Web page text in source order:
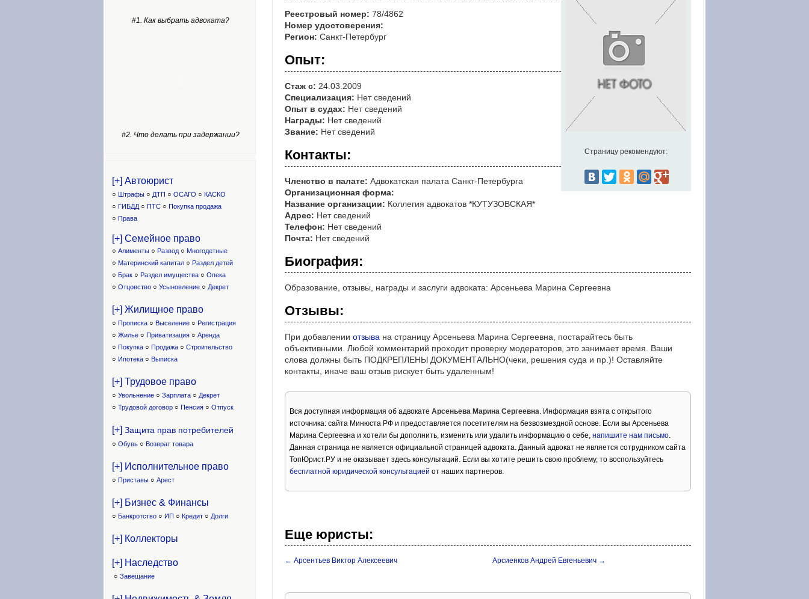
Страницу рекомендуют:
Реестровый номер: 78/4862
Номер удостоверения:
Регион: Санкт-Петербург
Опыт:
Стаж с: 24.03.2009
Специализация: Нет сведений
Опыт в судах: Нет сведений
Награды: Нет сведений
Звание: Нет сведений
Контакты:
Членство в палате: Адвокатская палата Санкт-Петербурга
Организационная форма:
Название организации: Коллегия адвокатов *КУТУЗОВСКАЯ*
Адрес: Нет сведений
Телефон: Нет сведений
Почта: Нет сведений
Биография:
Образование, отзывы, награды и заслуги адвоката: Арсеньева Марина Сергеевна
Отзывы:
При добавлении отзыва на страницу Арсеньева Марина Сергеевна, постарайтесь быть
объективными. Любой комментарий проходит проверку модераторов, это занимает время. Ваши
слова должны быть ПОДКРЕПЛЕНЫ ДОКУМЕНТАЛЬНО(чеки, решения суда и пр.)! Оставляйте
контакты, иначе ваш отзыв рискует быть удаленным!
Вся доступная информация об адвокате Арсеньева Марина Сергеевна. Информация взята с открытого
источника: сайта Минюста РФ и предоставляется посетителям на безвозмездной основе. Если вы Арсеньева
Марина Сергеевна и хотели бы дополнить, изменить или удалить информацию о себе, напишите нам письмо.
Данная страница не является официальной страницей адвоката. Данный адвокат не является сотрудником сайта
ТопЮрист.РУ и не оказывает здесь консультаций. Если вы хотите решить свою проблему, то воспользуйтесь
бесплатной юридической консультацией от наших партнеров.
Еще юристы:
← Арсентьев Виктор Алексеевич Арсиенков Андрей Евгеньевич →
#1. Как выбрать адвоката?
#2. Что делать при задержании?
[+] Автоюрист
○ Штрафы ○ ДТП ○ ОСАГО ○ КАСКО
○ ГИБДД ○ ПТС ○ Покупка продажа
○ Права
[+] Семейное право
○ Алименты ○ Развод ○ Многодетные
○ Материнский капитал ○ Раздел детей
○ Брак ○ Раздел имущества ○ Опека
○ Отцовство ○ Усыновление ○ Декрет
[+] Жилищное право
○ Прописка ○ Выселение ○ Регистрация
○ Жилье ○ Приватизация ○ Аренда
○ Покупка ○ Продажа ○ Строительство
○ Ипотека ○ Выписка
[+] Трудовое право
○ Увольнение ○ Зарплата ○ Декрет
○ Трудовой договор ○ Пенсия ○ Отпуск
[+] Защита прав потребителей
○ Обувь ○ Возврат товара
[+] Исполнительное право
○ Приставы ○ Арест
[+] Бизнес & Финансы
○ Банкротство ○ ИП ○ Кредит ○ Долги
[+] Коллекторы
[+] Наследство
○ Завещание